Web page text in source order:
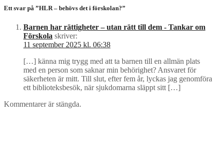
Ett svar på ”HLR – behövs det i förskolan?”
Barnen har rättigheter – utan rätt till dem - Tankar om
Förskola skriver:
11 september 2025 kl. 06:38
[…] känna mig trygg med att ta barnen till en allmän plats
med en person som saknar min behörighet? Ansvaret för
säkerheten är mitt. Till slut, efter fem år, lyckas jag genomföra
ett biblioteksbesök, när sjukdomarna släppt sitt […]
Kommentarer är stängda.